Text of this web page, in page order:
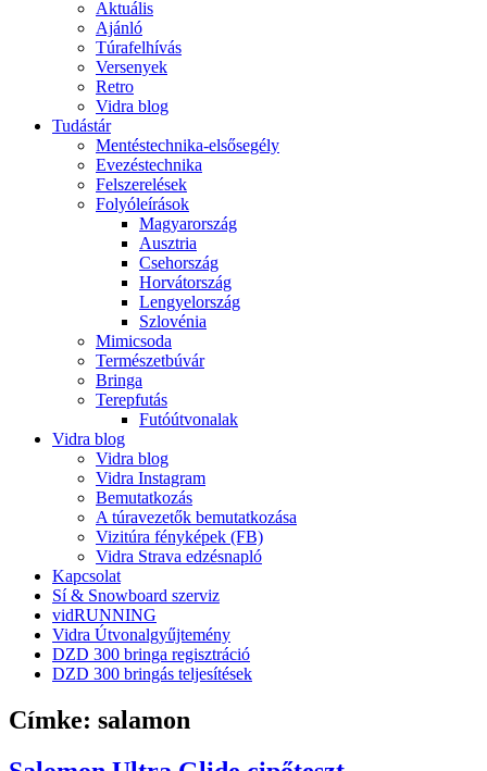
Aktuális
Ajánló
Túrafelhívás
Versenyek
Retro
Vidra blog
Tudástár
Mentéstechnika-elsősegély
Evezéstechnika
Felszerelések
Folyóleírások
Magyarország
Ausztria
Csehország
Horvátország
Lengyelország
Szlovénia
Mimicsoda
Természetbúvár
Bringa
Terepfutás
Futóútvonalak
Vidra blog
Vidra blog
Vidra Instagram
Bemutatkozás
A túravezetők bemutatkozása
Vizitúra fényképek (FB)
Vidra Strava edzésnapló
Kapcsolat
Sí & Snowboard szerviz
vidRUNNING
Vidra Útvonalgyűjtemény
DZD 300 bringa regisztráció
DZD 300 bringás teljesítések
Címke: salamon